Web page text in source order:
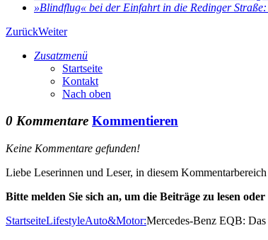
»Blindflug« bei der Einfahrt in die Redinger
ZurückWeiter
Zusatzmenü
Startseite
Kontakt
Nach oben
0 Kommentare Kommentieren
Keine Kommentare gefunden!
Liebe Leserinnen und Leser, in diesem
Bitte melden Sie sich an, um die Beiträge zu lesen
StartseiteLifestyleAuto&Motor:Mercedes-Benz EQB: